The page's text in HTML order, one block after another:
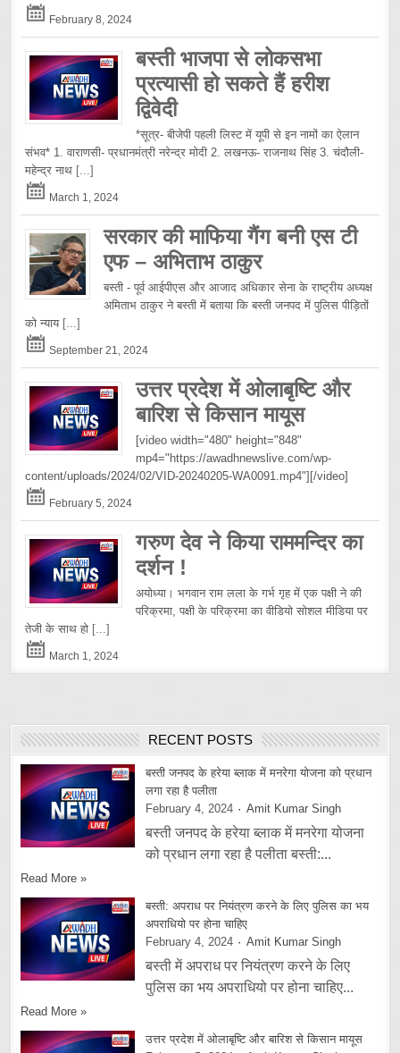
February 8, 2024
बस्ती भाजपा से लोकसभा
प्रत्यासी हो सकते हैं हरीश
द्विवेदी
*सूत्र- बीजेपी पहली लिस्ट में यूपी से इन नामों का ऐलान
संभव* 1. वाराणसी- प्रधानमंत्री नरेन्द्र मोदी 2. लखनऊ- राजनाथ सिंह 3. चंदौली-
महेन्द्र नाथ [...]
March 1, 2024
सरकार की माफिया गैंग बनी एस टी
एफ – अभिताभ ठाकुर
बस्ती - पूर्व आईपीएस और आजाद अधिकार सेना के राष्ट्रीय अध्यक्ष
अमिताभ ठाकुर ने बस्ती में बताया कि बस्ती जनपद में पुलिस पीड़ितों
को न्याय [...]
September 21, 2024
उत्तर प्रदेश में ओलाबृष्टि और
बारिश से किसान मायूस
[video width="480" height="848"
mp4="https://awadhnewslive.com/wp-
content/uploads/2024/02/VID-20240205-WA0091.mp4"][/video]
February 5, 2024
गरुण देव ने किया राममन्दिर का
दर्शन !
अयोध्या। भगवान राम लला के गर्भ गृह में एक पक्षी ने की
परिक्रमा, पक्षी के परिक्रमा का वीडियो सोशल मीडिया पर
तेजी के साथ हो [...]
March 1, 2024
RECENT POSTS
बस्ती जनपद के हरेया ब्लाक में मनरेगा योजना को प्रधान
लगा रहा है पलीता
February 4, 2024
Amit Kumar Singh
बस्ती जनपद के हरेया ब्लाक में मनरेगा योजना
को प्रधान लगा रहा है पलीता बस्ती:...
Read More »
बस्ती: अपराध पर नियंत्रण करने के लिए पुलिस का भय
अपराधियो पर होना चाहिए
February 4, 2024
Amit Kumar Singh
बस्ती में अपराध पर नियंत्रण करने के लिए
पुलिस का भय अपराधियो पर होना चाहिए...
Read More »
उत्तर प्रदेश में ओलाबृष्टि और बारिश से किसान मायूस